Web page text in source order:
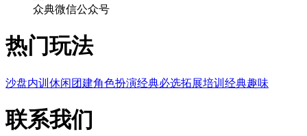
众典微信公众号
热门玩法
沙盘内训 休闲团建角色扮演经典必选拓展培训 经典趣味
联系我们